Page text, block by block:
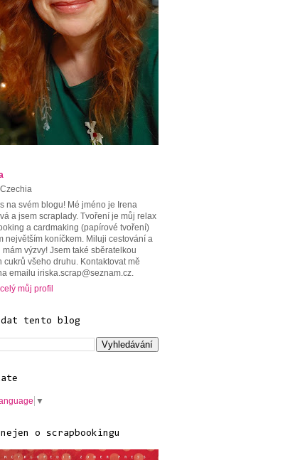
na svém blogu! Mé jméno je Irena
a jsem scraplady. Tvoření je můj relax
a cardmaking (papírové tvoření)
největším koníčkem. Miluji cestování a
výzvy! Jsem také sběratelkou
cukrů všeho druhu. Kontaktovat mě
emailu iriska.scrap@seznam.cz.
můj profil
tento blog
▼
o scrapbookingu